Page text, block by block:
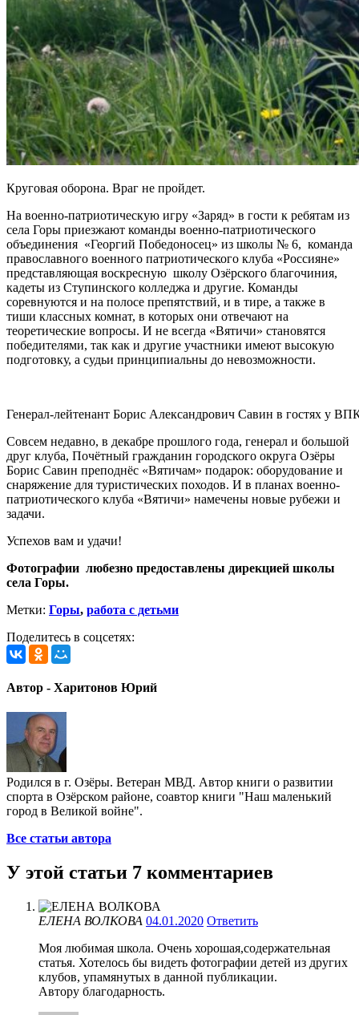
Круговая оборона. Враг не пройдет.
На военно-патриотическую игру «Заряд» в гости к ребятам из
села Горы приезжают команды военно-патриотического
объединения «Георгий Победоносец» из школы № 6, команда
православного военного патриотического клуба «Россияне»
представляющая воскресную школу Озёрского благочиния,
кадеты из Ступинского колледжа и другие. Команды
соревнуются и на полосе препятствий, и в тире, а также в
тиши классных комнат, в которых они отвечают на
теоретические вопросы. И не всегда «Вятичи» становятся
победителями, так как и другие участники имеют высокую
подготовку, а судьи принципиальны до невозможности.
Генерал-лейтенант Борис Александрович Савин в гостях у
Совсем недавно, в декабре прошлого года, генерал и большой
друг клуба, Почётный гражданин городского округа Озёры
Борис Савин преподнёс «Вятичам» подарок: оборудование и
снаряжение для туристических походов. И в планах военно-
патриотического клуба «Вятичи» намечены новые рубежи и
задачи.
Успехов вам и удачи!
Фотографии любезно предоставлены дирекцией школы
села Горы.
Метки: Горы, работа с детьми
Поделитесь в соцсетях:
Автор - Харитонов Юрий
Родился в г. Озёры. Ветеран МВД. Автор книги о развитии
спорта в Озёрском районе, соавтор книги "Наш маленький
город в Великой войне".
Все статьи автора
У этой статьи 7 комментариев
ЕЛЕНА ВОЛКОВА 04.01.2020 Ответить
Моя любимая школа. Очень хорошая,содержательная
статья. Хотелось бы видеть фотографии детей из других
клубов, упамянутых в данной публикации.
Автору благодарность.